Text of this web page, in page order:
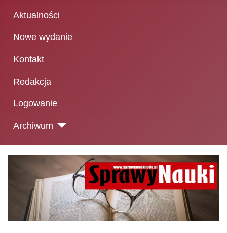
Aktualności
Nowe wydanie
Kontakt
Redakcja
Logowanie
Archiwum